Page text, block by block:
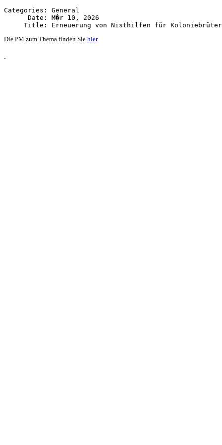
Categories: General
      Date: M�r 10, 2026
Die PM zum Thema finden Sie hier.
.